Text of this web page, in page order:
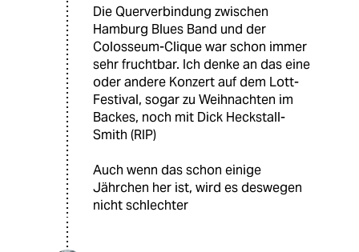
Die Querverbindung zwischen
Hamburg Blues Band und der
Colosseum-Clique war schon immer
sehr fruchtbar. Ich denke an das eine
oder andere Konzert auf dem Lott-
Festival, sogar zu Weihnachten im
Backes, noch mit Dick Heckstall-
Smith (RIP)
Auch wenn das schon einige
Jährchen her ist, wird es deswegen
nicht schlechter